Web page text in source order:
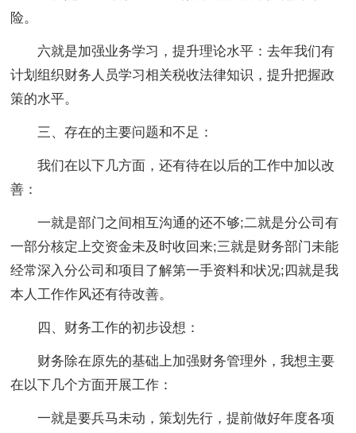
险。
六就是加强业务学习，提升理论水平：去年我们有
计划组织财务人员学习相关税收法律知识，提升把握政
策的水平。
三、存在的主要问题和不足：
我们在以下几方面，还有待在以后的工作中加以改
善：
一就是部门之间相互沟通的还不够;二就是分公司有
一部分核定上交资金未及时收回来;三就是财务部门未能
经常深入分公司和项目了解第一手资料和状况;四就是我
本人工作作风还有待改善。
四、财务工作的初步设想：
财务除在原先的基础上加强财务管理外，我想主要
在以下几个方面开展工作：
一就是要兵马未动，策划先行，提前做好年度各项